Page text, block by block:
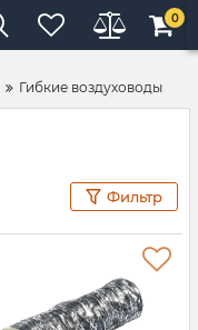
0
Гибкие воздуховоды
Фильтр